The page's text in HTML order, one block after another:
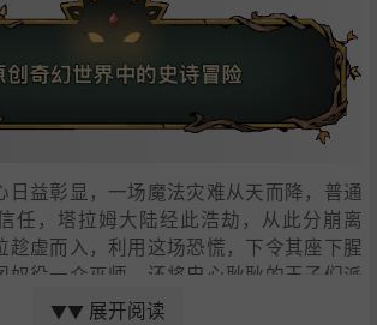
日益彰显，一场魔法灾难从天而降，普通
任，塔拉姆大陆经此浩劫，从此分崩离
趁虚而入，利用这场恐慌，下令其座下腥
奴役一众巫师，还将忠心耿耿的王子们派
施统治。
▼▼ 展开阅读